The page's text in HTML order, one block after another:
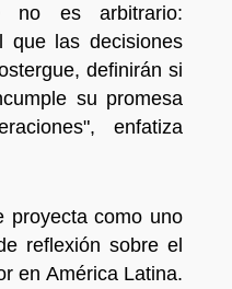
no es arbitrario:
que las decisiones
definirán si
su promesa
enfatiza
proyecta como uno
reflexión sobre el
en América Latina.